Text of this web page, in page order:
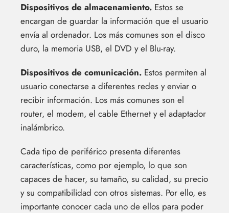
Dispositivos de almacenamiento. Estos se
encargan de guardar la información que el usuario
envía al ordenador. Los más comunes son el disco
duro, la memoria USB, el DVD y el Blu-ray.
Dispositivos de comunicación. Estos permiten al
usuario conectarse a diferentes redes y enviar o
recibir información. Los más comunes son el
router, el modem, el cable Ethernet y el adaptador
inalámbrico.
Cada tipo de periférico presenta diferentes
características, como por ejemplo, lo que son
capaces de hacer, su tamaño, su calidad, su precio
y su compatibilidad con otros sistemas. Por ello, es
importante conocer cada uno de ellos para poder